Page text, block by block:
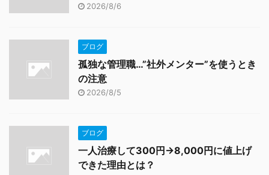
2026/8/6
ブログ
孤独な管理職…”社外メンター”を使うとき
の注意
2026/8/5
ブログ
一人治療して300円→8,000円に値上げ
できた理由とは？